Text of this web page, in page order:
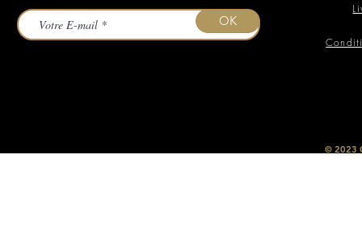
OK
​© 2023